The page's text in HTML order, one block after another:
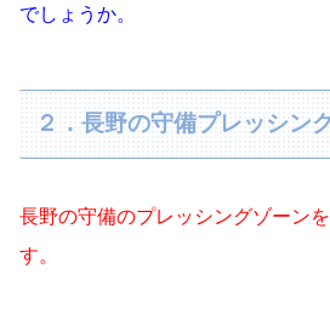
でしょうか。
２．長野の守備プレッシン
長野の守備のプレッシングゾーン
す。